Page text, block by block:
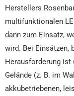
Herstellers
multifunktionalen
dann zum Einsatz,
wird. Bei Einsätzen,
Herausforderung ist
Gelände (z. B. im
akkubetriebenen,